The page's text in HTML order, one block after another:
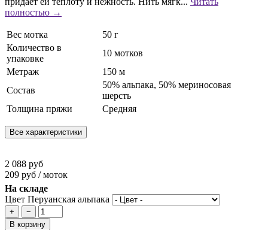
полностью →
Вес мотка
50 г
Количество в
упаковке
10 мотков
Метраж
150 м
Состав
50% альпака, 50% мериносовая
шерсть
Толщина пряжи
Средняя
Все характеристики
2 088 руб
209 руб / моток
На складе
Цвет Перуанская альпака
+
−
В корзину